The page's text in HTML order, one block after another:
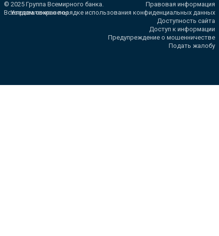
© 2025 Группа Всемирного банка.
Все права сохранены.
Правовая информация
Уведомление о порядке использования конфиденциальных данных
Доступность сайта
Доступ к информации
Предупреждение о мошенничестве
Подать жалобу